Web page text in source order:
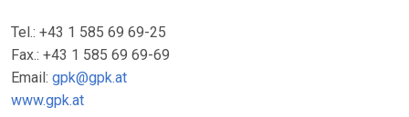
Tel.: +43 1 585 69 69-25
Fax.: +43 1 585 69 69-69
Email: gpk@gpk.at
www.gpk.at